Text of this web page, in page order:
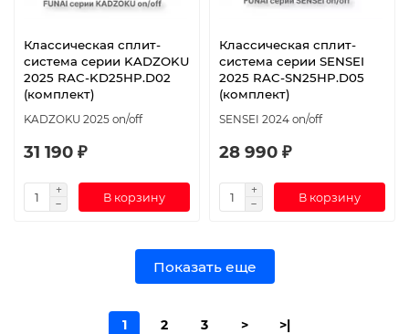
Классическая сплит-
система серии KADZOKU
2025 RAC-KD25HP.D02
(комплект)
KADZOKU 2025 on/off
31 190 ₽
В корзину
Классическая сплит-
система серии SENSEI
2025 RAC-SN25HP.D05
(комплект)
SENSEI 2024 on/off
28 990 ₽
В корзину
Показать еще
1 2 3 > >|